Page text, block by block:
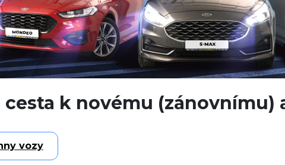
cesta k novému (zánovnímu)
vozy